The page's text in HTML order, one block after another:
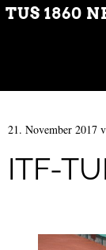
TUS 1860
21. November 2017
ITF-